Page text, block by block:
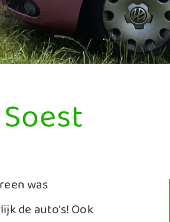
was
de auto’s! Ook